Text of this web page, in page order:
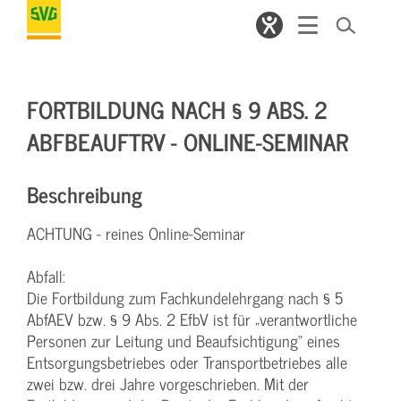
FORTBILDUNG NACH § 9 ABS. 2
ABFBEAUFTRV - ONLINE-SEMINAR
Beschreibung
ACHTUNG - reines Online-Seminar
Abfall:
Die Fortbildung zum Fachkundelehrgang nach § 5
AbfAEV bzw. § 9 Abs. 2 EfbV ist für „verantwortliche
Personen zur Leitung und Beaufsichtigung“ eines
Entsorgungsbetriebes oder Transportbetriebes alle
zwei bzw. drei Jahre vorgeschrieben. Mit der